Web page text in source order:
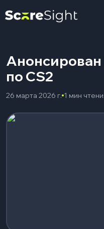
Анонсирован
по CS2
26 марта 2026 г. 1 мин